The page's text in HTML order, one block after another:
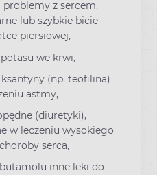
problemy z sercem,
lub szybkie bicie
piersiowej,
we krwi,
(np. teofilina)
astmy,
(diuretyki),
w leczeniu wysokiego
serca,
inne leki do